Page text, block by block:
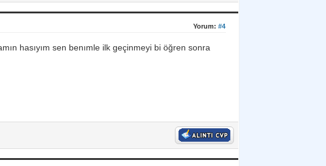
Yorum: #4
hasıyım sen benımle ilk geçinmeyi bi öğren sonra